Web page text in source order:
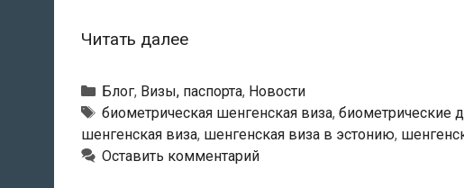
Читать далееЕвросоюз
биометрические
шенгенские
визы
для
Рубрики
Блог, Визы, паспорта, Новости
Метки
биометрическая шенгенская виза, биометрические
шенгенская виза, шенгенская виза в эстонию,
Оставить комментарий